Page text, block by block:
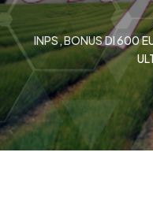
INPS, BONUS DI 600